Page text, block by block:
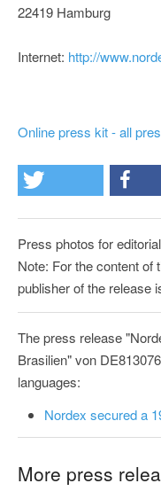
22419 Hamburg
Internet: http://
Online press kit - all
Press photos for
Note: For the content of
publisher of the release
The press release
Brasilien" von
languages:
Nordex secured a
More press